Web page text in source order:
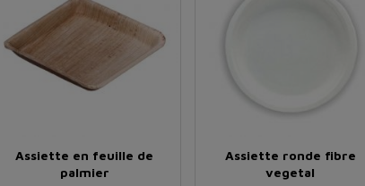
Assiette en feuille de
palmier
Assiette ronde fibre
vegetal